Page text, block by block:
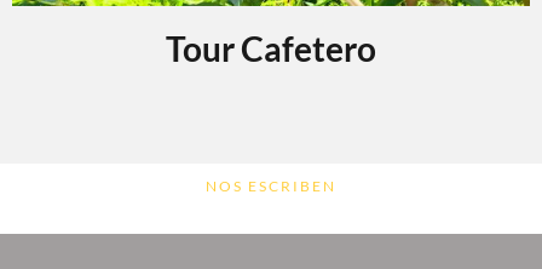
Tour Cafetero
NOS ESCRIBEN